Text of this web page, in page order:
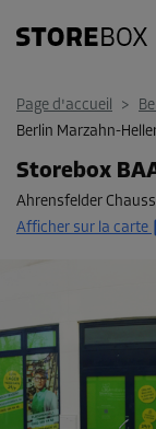
Page d'accueil >
Berlin Marzahn-
Storebox
Ahrensfelder
Afficher sur la carte